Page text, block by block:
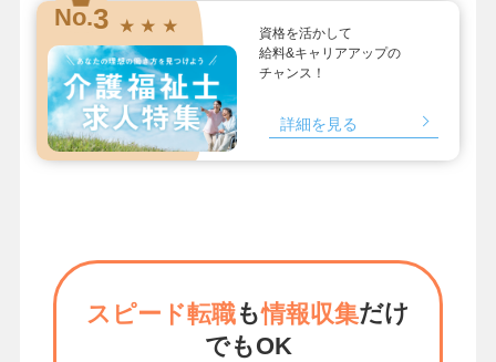
No.3 ★ ★ ★
資格を活かして
給料&キャリアアップの
チャンス！
詳細を見る
スピード転職も情報収集だけ
でもOK